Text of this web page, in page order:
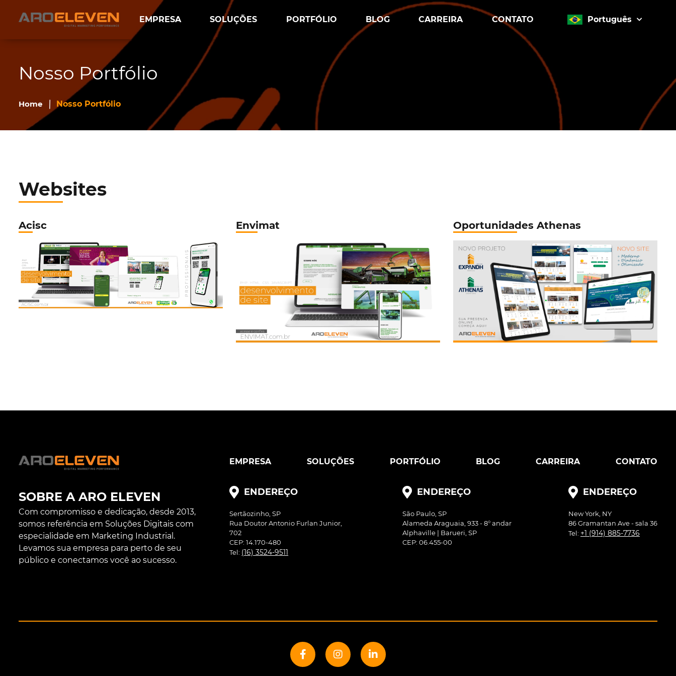
EMPRESA SOLUÇÕES PORTFÓLIO BLOG CARREIRA CONTATO Português
Nosso Portfólio
Home Nosso Portfólio
Websites
Acisc Envimat Oportunidades Athenas
SOBRE A ARO ELEVEN
Com compromisso e dedicação, desde 2013,
somos referência em Soluções Digitais com
especialidade em Marketing Industrial.
Levamos sua empresa para perto de seu
público e conectamos você ao sucesso.
EMPRESA SOLUÇÕES PORTFÓLIO BLOG CARREIRA CONTATO
ENDEREÇO
Sertãozinho, SP
Rua Doutor Antonio Furlan Junior,
702
CEP: 14.170-480
Tel: (16) 3524-9511
ENDEREÇO
São Paulo, SP
Alameda Araguaia, 933 - 8° andar
Alphaville | Barueri, SP
CEP: 06.455-00
ENDEREÇO
New York, NY
86 Gramantan Ave - sala 36
Tel: +1 (914) 885-7736